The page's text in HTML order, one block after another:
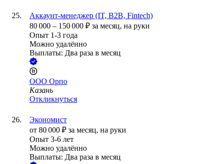
Аккаунт-менеджер (IT, В2В, Fintech)
80 000 – 150 000 ₽ за месяц, на руки
Опыт 1-3 года
Можно удалённо
Выплаты: Два раза в месяц
ООО Орпо
Казань
Откликнуться
Экономист
от 80 000 ₽ за месяц, на руки
Опыт 3-6 лет
Можно удалённо
Выплаты: Два раза в месяц